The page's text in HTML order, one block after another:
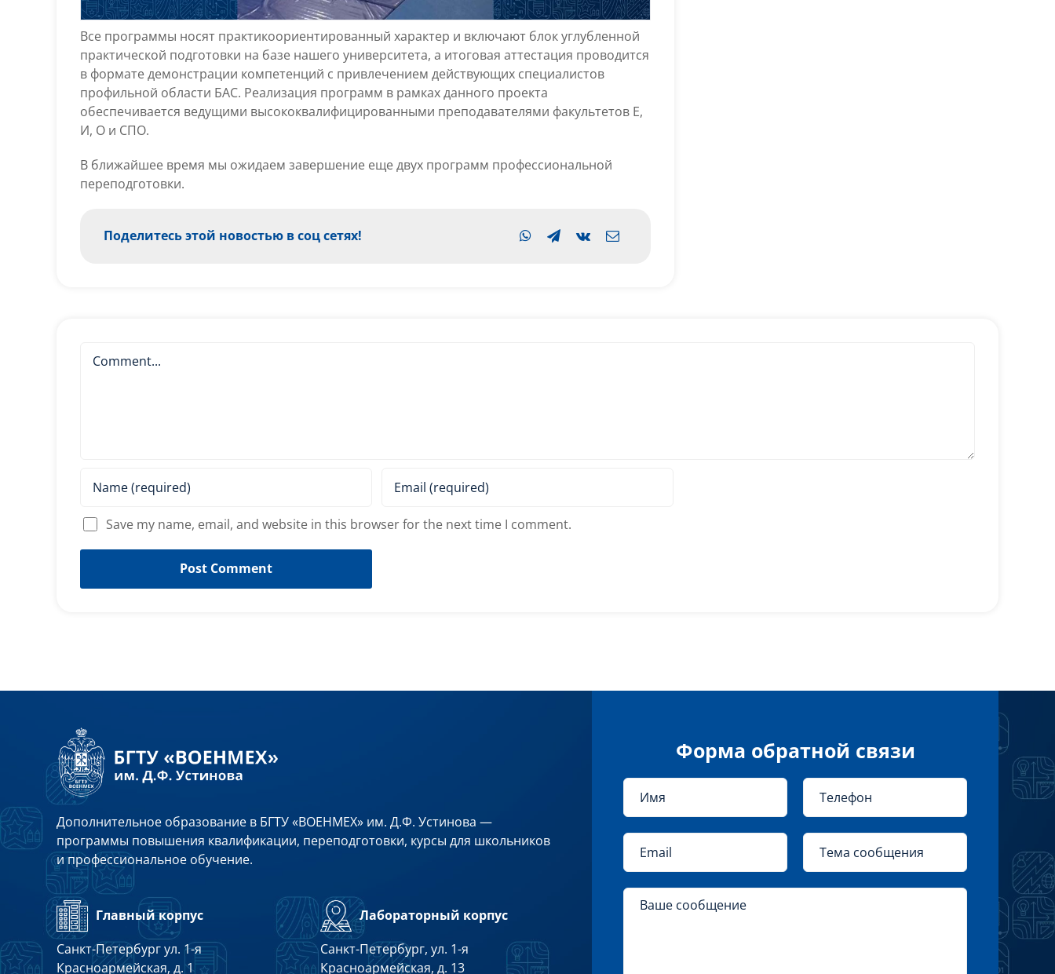
Все программы носят практикоориентированный характер и включают блок углубленной
практической подготовки на базе нашего университета, а итоговая аттестация проводится
в формате демонстрации компетенций с привлечением действующих специалистов
профильной области БАС. Реализация программ в рамках данного проекта
обеспечивается ведущими высококвалифицированными преподавателями факультетов Е,
И, О и СПО.
В ближайшее время мы ожидаем завершение еще двух программ профессиональной
переподготовки.
Поделитесь этой новостью в соц сетях!
Save my name, email, and website in this browser for the next time I comment.
Дополнительное образование в БГТУ «ВОЕНМЕХ» им. Д.Ф. Устинова —
программы повышения квалификации, переподготовки, курсы для школьников
и профессиональное обучение.
Главный корпус
Санкт-Петербург ул. 1-я
Красноармейская, д. 1
Лабораторный корпус
Санкт-Петербург, ул. 1-я
Красноармейская, д. 13
Форма обратной связи